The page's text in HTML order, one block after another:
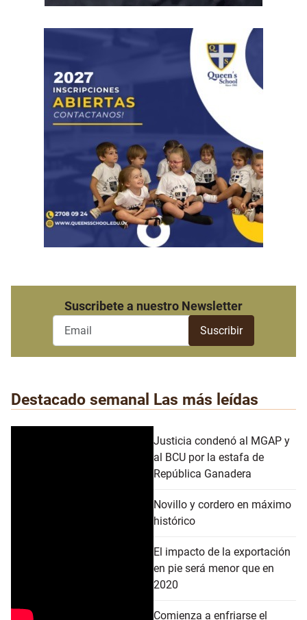
Suscribete a nuestro Newsletter
Destacado semanal Las más leídas
Justicia condenó al MGAP y
al BCU por la estafa de
República Ganadera
Novillo y cordero en máximo
histórico
El impacto de la exportación
en pie será menor que en
2020
Comienza a enfriarse el